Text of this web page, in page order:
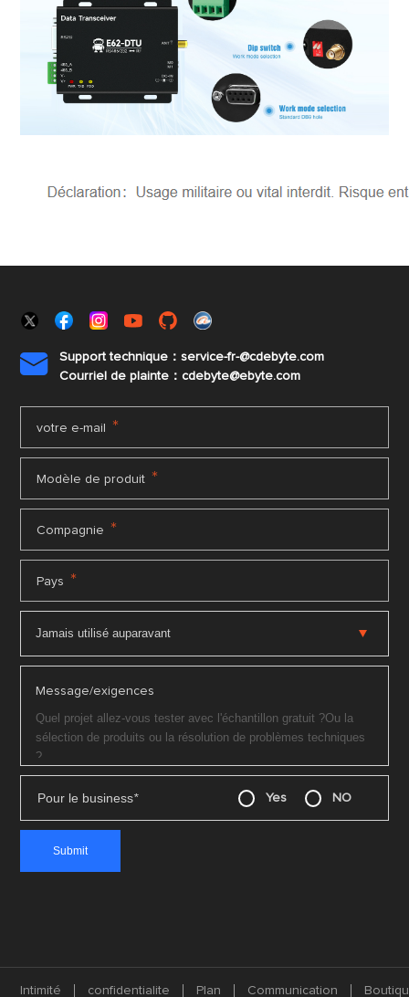

Support technique：service-fr-@cdebyte.com
Courriel de plainte：cdebyte@ebyte.com
votre e-mail *
Modèle de produit *
Compagnie *
Pays *
Message/exigences
Pour le business* Yes NO
Intimité confidentialite Plan Communication